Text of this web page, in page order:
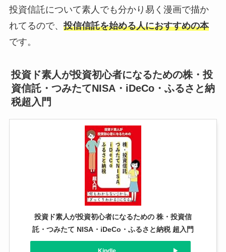
投資信託について素人でも分かり易く漫画で描か
れてるので、 投信信託を始める人におすすめの本
です。
投資ド素人が投資初心者になるための株・投
資信託・つみたてNISA・iDeCo・ふるさと納
税超入門
投資ド素人が投資初心者になるための 株・投資信
託・つみたて NISA・iDeCo・ふるさと納税 超入門